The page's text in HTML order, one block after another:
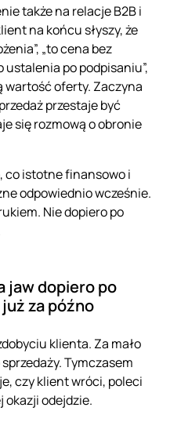
także na relacje B2B i
na końcu słyszy, że
„to cena bez
ustalenia po podpisaniu”,
wartość oferty. Zaczyna
przestaje być
się rozmową o obronie
co istotne finansowo i
odpowiednio wcześnie.
Nie dopiero po
jaw dopiero po
za późno
klienta. Za mało
Tymczasem
czy klient wróci, poleci
okazji odejdzie.